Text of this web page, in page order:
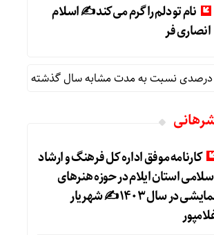
نام تو دلم را گرم می‌کند ✍️ اسلام
انصاری فر
کارنامه موفق اداره کل فرهنگ و ارشاد
استان ایلام در حوزه هنرهای
نمایشی در سال ۱۴۰۳ ✍️ شهریار